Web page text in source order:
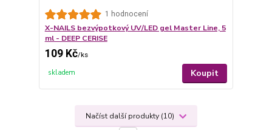
1 hodnocení
X-NAILS bezvýpotkový UV/LED gel Master Line, 5
ml - DEEP CERISE
109 Kč/ks
skladem Koupit
Načíst další produkty (10)